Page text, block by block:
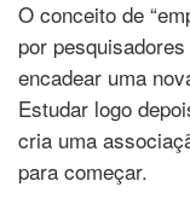
O conceito de
por
encadear uma
Estudar logo
cria uma
para começar.